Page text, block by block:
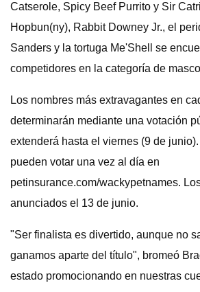
Catserole, Spicy Beef Purrito y Sir
Hopbun(ny), Rabbit Downey Jr., el
Sanders y la tortuga Me'Shell se
competidores en la categoría de
Los nombres más extravagantes en
determinarán mediante una votación
extenderá hasta el viernes (9 de
pueden votar una vez al día en
petinsurance.com/wackypetnames.
anunciados el 13 de junio.
"Ser finalista es divertido, aunque no
ganamos aparte del título", bromeó
estado promocionando en nuestras